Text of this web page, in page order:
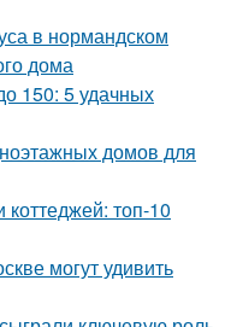
в нормандском
дома
150: 5 удачных
домов для
топ-10
могут удивить